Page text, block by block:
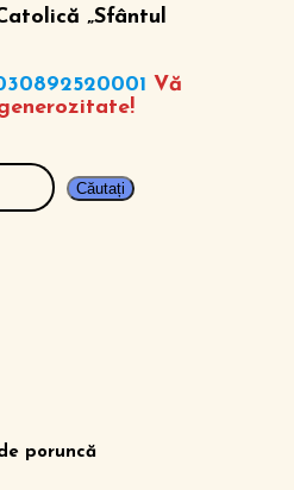
„Sfântul
Vă
Căutați
poruncă